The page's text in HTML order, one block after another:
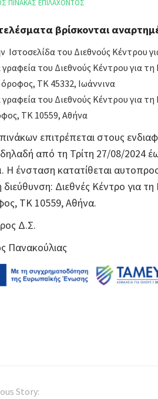
ΠΙΝΑΚΑΣ ΕΠΙΛΑΧΟΝΤΟΣ
βρίσκονται
Ιστοσελίδα του Διεθνούς Κέντρου
γραφεία του Διεθνούς Κέντρου για
όροφος, ΤΚ 45332, Ιωάννινα
γραφεία του Διεθνούς Κέντρου για
ΤΚ 10559, Αθήνα
επιτρέπεται στους
από τη Τρίτη 27/08/2024
Η ένσταση κατατίθεται
διεύθυνση: Διεθνές Κέντρο για
ΤΚ 10559, Αθήνα.
Δ.Σ.
Πανακούλιας
Story: